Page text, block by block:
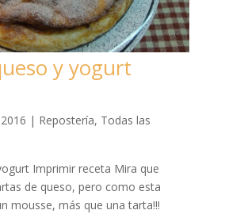
y yogurt
| Repostería, Todas las
Imprimir receta Mira que
de queso, pero como esta
mousse, más que una tarta!!!